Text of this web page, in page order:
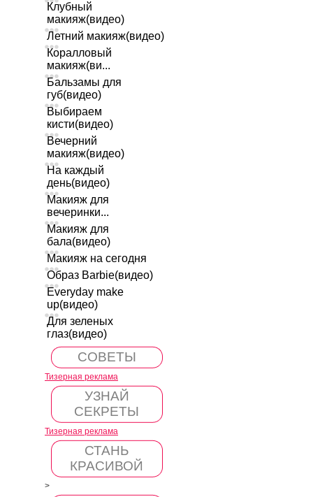
Клубный
макияж(видео)
Летний макияж(видео)
Коралловый
макияж(ви...
Бальзамы для
губ(видео)
Выбираем
кисти(видео)
Вечерний
макияж(видео)
На каждый
день(видео)
Макияж для
вечеринки...
Макияж для
бала(видео)
Макияж на сегодня
Образ Barbie(видео)
Everyday make
up(видео)
Для зеленых
глаз(видео)
СОВЕТЫ
Тизерная реклама
УЗНАЙ
СЕКРЕТЫ
Тизерная реклама
СТАНЬ
КРАСИВОЙ
>